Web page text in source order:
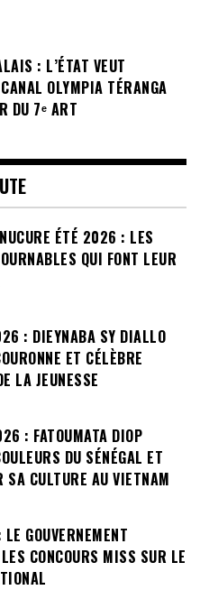
: L’ÉTAT VEUT
OLYMPIA TÉRANGA
DU 7ᵉ ART
ÉTÉ 2026 : LES
QUI FONT LEUR
: DIEYNABA SY DIALLO
ET CÉLÈBRE
LA JEUNESSE
: FATOUMATA DIOP
DU SÉNÉGAL ET
SA CULTURE AU VIETNAM
GOUVERNEMENT
CONCOURS MISS SUR LE